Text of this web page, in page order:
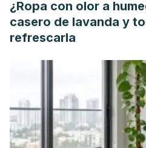
¿Ropa con olor a
casero de lavanda y
refrescarla